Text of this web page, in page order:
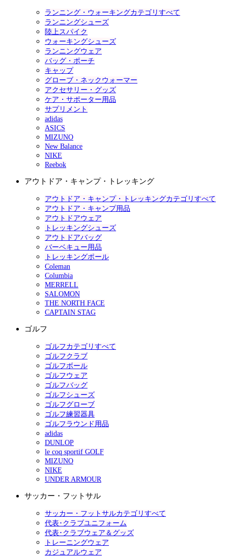
ランニング・ウォーキングカテゴリすべて
ランニングシューズ
陸上スパイク
ウォーキングシューズ
ランニングウェア
バッグ・ポーチ
キャップ
グローブ・ネックウォーマー
アクセサリー・グッズ
ケア・サポーター用品
サプリメント
adidas
ASICS
MIZUNO
New Balance
NIKE
Reebok
アウトドア・キャンプ・トレッキング
アウトドア・キャンプ・トレッキングカテゴリすべて
アウトドア・キャンプ用品
アウトドアウェア
トレッキングシューズ
アウトドアバッグ
バーベキュー用品
トレッキングポール
Coleman
Columbia
MERRELL
SALOMON
THE NORTH FACE
CAPTAIN STAG
ゴルフ
ゴルフカテゴリすべて
ゴルフクラブ
ゴルフボール
ゴルフウェア
ゴルフバッグ
ゴルフシューズ
ゴルフグローブ
ゴルフ練習器具
ゴルフラウンド用品
adidas
DUNLOP
le coq sportif GOLF
MIZUNO
NIKE
UNDER ARMOUR
サッカー・フットサル
サッカー・フットサルカテゴリすべて
代表･クラブユニフォーム
代表･クラブウェア＆グッズ
トレーニングウェア
カジュアルウェア